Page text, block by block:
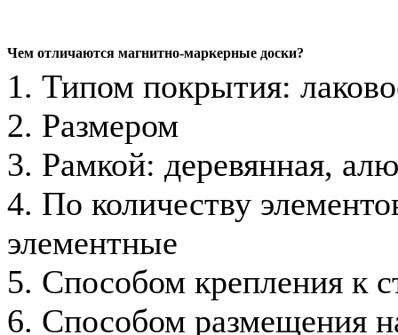
Чем отличаются магнитно-маркерные доски?
1. Типом покрытия:
2. Размером
3. Рамкой: деревянная,
4. По количеству
элементные
5. Способом крепления к
6. Способом размещения